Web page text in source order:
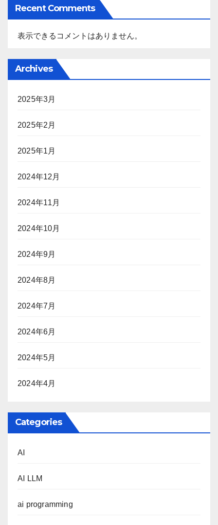
Recent Comments
表示できるコメントはありません。
Archives
2025年3月
2025年2月
2025年1月
2024年12月
2024年11月
2024年10月
2024年9月
2024年8月
2024年7月
2024年6月
2024年5月
2024年4月
Categories
AI
AI LLM
ai programming